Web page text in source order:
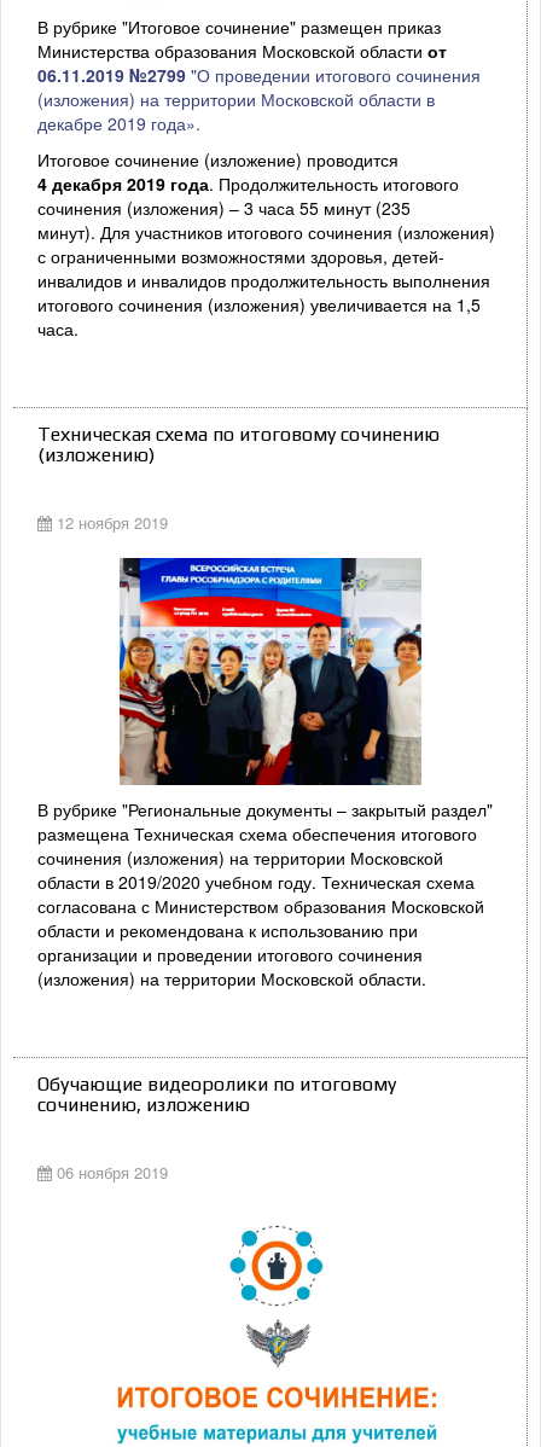
В рубрике "Итоговое сочинение" размещен приказ
Министерства образования Московской области от
06.11.2019 №2799 "О проведении итогового сочинения
(изложения) на территории Московской области в
декабре 2019 года».
Итоговое сочинение (изложение) проводится
4 декабря 2019 года. Продолжительность итогового
сочинения (изложения) – 3 часа 55 минут (235
минут). Для участников итогового сочинения (изложения)
с ограниченными возможностями здоровья, детей-
инвалидов и инвалидов продолжительность выполнения
итогового сочинения (изложения) увеличивается на 1,5
часа.
Техническая схема по итоговому сочинению
(изложению)
12 ноября 2019
В рубрике "Региональные документы – закрытый раздел"
размещена Техническая схема обеспечения итогового
сочинения (изложения) на территории Московской
области в 2019/2020 учебном году. Техническая схема
согласована с Министерством образования Московской
области и рекомендована к использованию при
организации и проведении итогового сочинения
(изложения) на территории Московской области.
Обучающие видеоролики по итоговому
сочинению, изложению
06 ноября 2019